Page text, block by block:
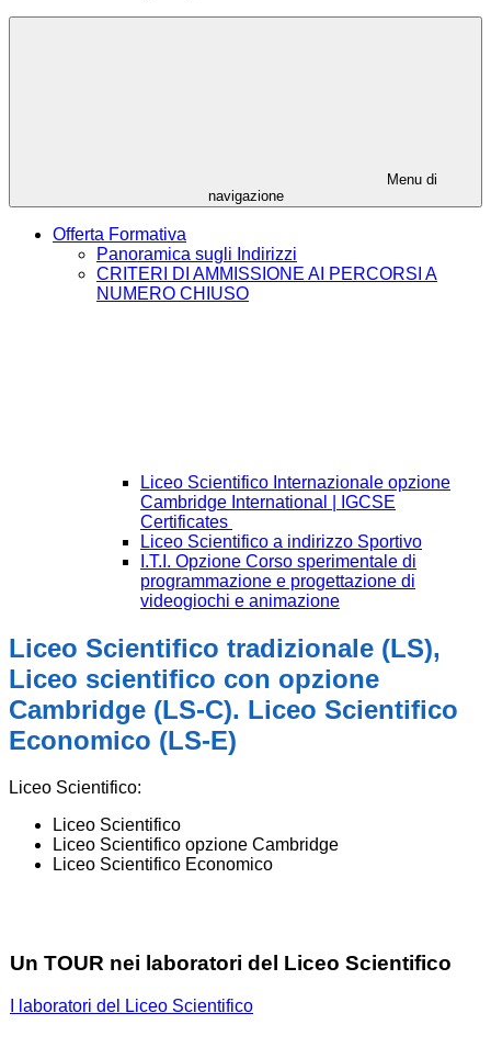
Menu di
navigazione
Offerta Formativa
Panoramica sugli Indirizzi
CRITERI DI AMMISSIONE AI PERCORSI A
NUMERO CHIUSO
Liceo Scientifico Internazionale opzione
Cambridge International | IGCSE
Certificates
Liceo Scientifico a indirizzo Sportivo
I.T.I. Opzione Corso sperimentale di
programmazione e progettazione di
videogiochi e animazione
Liceo Scientifico tradizionale (LS),
Liceo scientifico con opzione
Cambridge (LS-C). Liceo Scientifico
Economico (LS-E)
Liceo Scientifico:
Liceo Scientifico
Liceo Scientifico opzione Cambridge
Liceo Scientifico Economico
Un TOUR nei laboratori del Liceo Scientifico
I laboratori del Liceo Scientifico